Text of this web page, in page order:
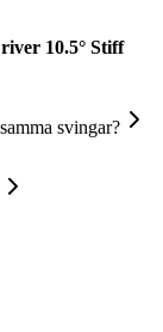
10.5° Stiff
svingar?